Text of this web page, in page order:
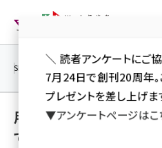
ン
SEO マーケティング／広告 AI
用語「インバウンドマー
ている記事の一覧
＼ 読者アンケートにご
7月24日で創刊20周年
プレゼントを差し上げま
▼アンケートページは